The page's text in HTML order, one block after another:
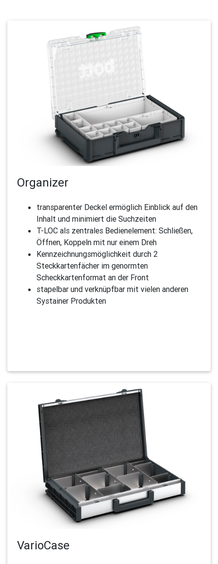
Organizer
transparenter Deckel ermöglich Einblick auf den
Inhalt und minimiert die Suchzeiten
T-LOC als zentrales Bedienelement: Schließen,
Öffnen, Koppeln mit nur einem Dreh
Kennzeichnungsmöglichkeit durch 2
Steckkartenfächer im genormten
Scheckkartenformat an der Front
stapelbar und verknüpfbar mit vielen anderen
Systainer Produkten
VarioCase